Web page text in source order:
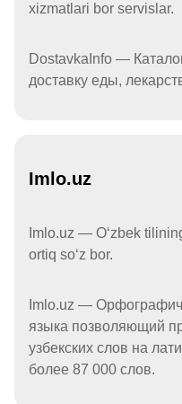
xizmatlari bor servislar.
DostavkaInfo —
доставку еды,
Imlo.uz
Imlo.uz — Oʻzbek
ortiq soʻz bor.
Imlo.uz —
языка позволяющий
узбекских слов на
более 87 000 слов.